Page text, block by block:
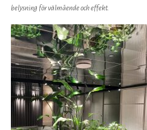
belysning för välmående och effekt.